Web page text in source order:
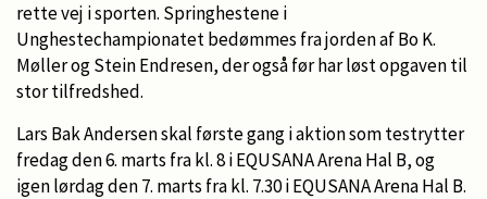
rette vej i sporten. Springhestene i
Unghestechampionatet bedømmes fra jorden af Bo K.
Møller og Stein Endresen, der også før har løst opgaven til
stor tilfredshed.
Lars Bak Andersen skal første gang i aktion som testrytter
fredag den 6. marts fra kl. 8 i EQUSANA Arena Hal B, og
igen lørdag den 7. marts fra kl. 7.30 i EQUSANA Arena Hal B.